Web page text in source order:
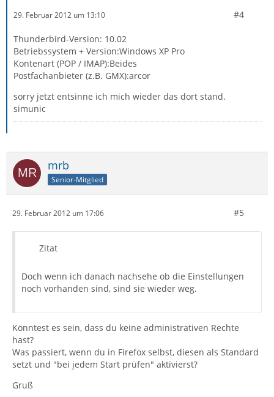
29. Februar 2012 um 13:10 #4
Thunderbird-Version: 10.02
Betriebssystem + Version:Windows XP Pro
Kontenart (POP / IMAP):Beides
Postfachanbieter (z.B. GMX):arcor
sorry jetzt entsinne ich mich wieder das dort stand.
simunic
mrb
Senior-Mitglied
29. Februar 2012 um 17:06 #5
Zitat
Doch wenn ich danach nachsehe ob die Einstellungen
noch vorhanden sind, sind sie wieder weg.
Könntest es sein, dass du keine administrativen Rechte
hast?
Was passiert, wenn du in Firefox selbst, diesen als Standard
setzt und "bei jedem Start prüfen" aktivierst?
Gruß